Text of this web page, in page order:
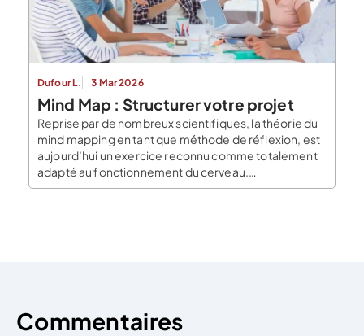
Dufour L. 3 Mar 2026
Mind Map : Structurer votre projet
Reprise par de nombreux scientifiques, la théorie du
mind mapping en tant que méthode de réflexion, est
aujourd’hui un exercice reconnu comme totalement
adapté au fonctionnement du cerveau.
Contrairement à d’autres méthodes, le mind
Commentaires